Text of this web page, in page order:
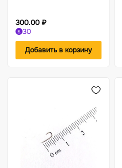
300.00 ₽
Б 30
Добавить в корзину